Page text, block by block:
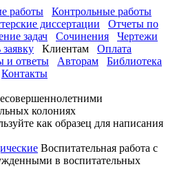
работы
Контрольные работы
диссертации
Отчеты по
задач Сочинения
Чертежи
Клиентам
Оплата
и ответы Авторам
Библиотека
Контакты
колониях
как образец для написания
Воспитательная работа с
в воспитательных